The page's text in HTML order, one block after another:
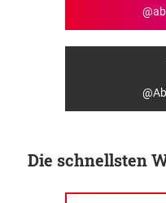
Die schnellsten